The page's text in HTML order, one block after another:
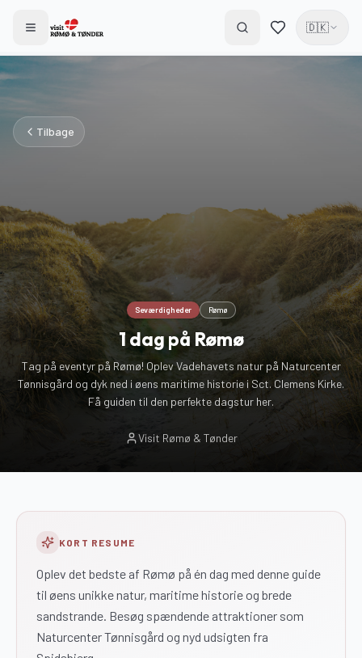
🇩🇰
Tilbage
Seværdigheder Rømø
1 dag på Rømø
Tag på eventyr på Rømø! Oplev Vadehavets natur på Naturcenter
Tønnisgård og dyk ned i øens maritime historie i Sct. Clemens Kirke.
Få guiden til den perfekte dagstur her.
Visit Rømø & Tønder
KORT RESUME
Oplev det bedste af Rømø på én dag med denne guide
til øens unikke natur, maritime historie og brede
sandstrande. Besøg spændende attraktioner som
Naturcenter Tønnisgård og nyd udsigten fra